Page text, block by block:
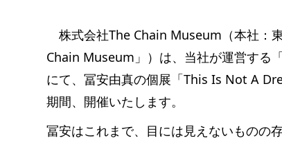
株式会社The Chain Museum（本社：
Chain Museum」）は、当社が運営する
にて、冨安由真の個展「This Is Not A
期間、開催いたします。
冨安はこれまで、目には見えないものの